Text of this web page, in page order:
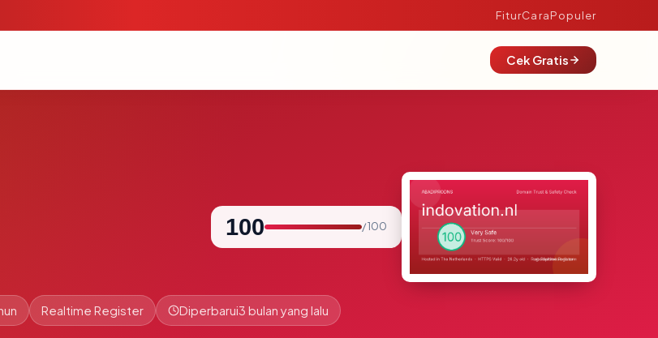
FiturCaraPopuler
Cek Gratis
100 / 100
Realtime Register Diperbarui3 bulan yang lalu